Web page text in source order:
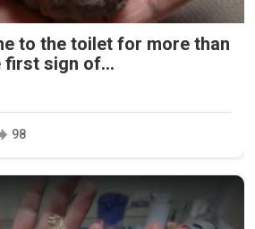
to the toilet for more than
first sign of...
98